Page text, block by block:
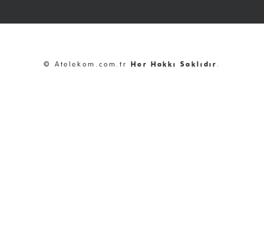
© Atelekom.com.trHer Hakkı Saklıdır .